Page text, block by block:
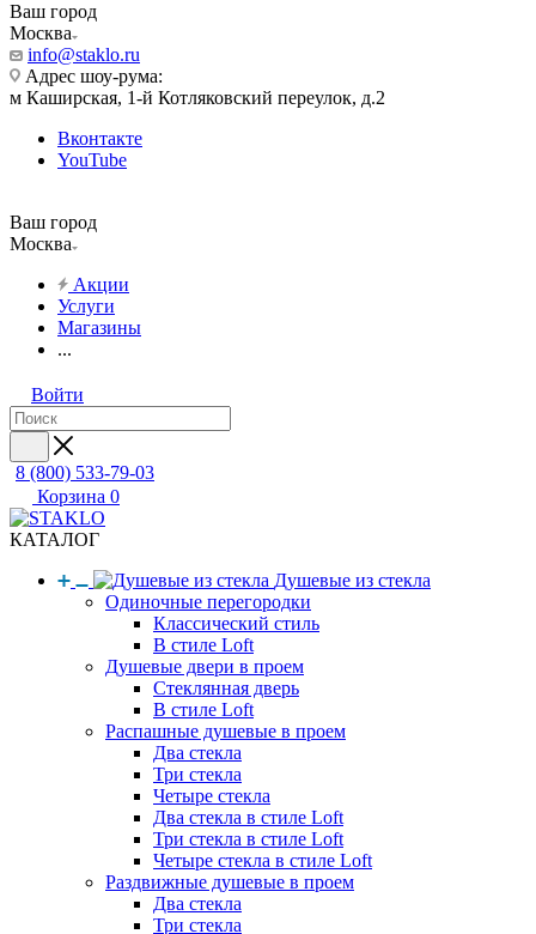
Ваш город
Москва
info@staklo.ru
Адрес шоу-рума:
м Каширская, 1-й Котляковский переулок, д.2
Вконтакте
YouTube
Ваш город
Москва
Акции
Услуги
Магазины
...
Войти
8 (800) 533-79-03
Корзина 0
КАТАЛОГ
Душевые из стекла
Одиночные перегородки
Классический стиль
В стиле Loft
Душевые двери в проем
Стеклянная дверь
В стиле Loft
Распашные душевые в проем
Два стекла
Три стекла
Четыре стекла
Два стекла в стиле Loft
Три стекла в стиле Loft
Четыре стекла в стиле Loft
Раздвижные душевые в проем
Два стекла
Три стекла